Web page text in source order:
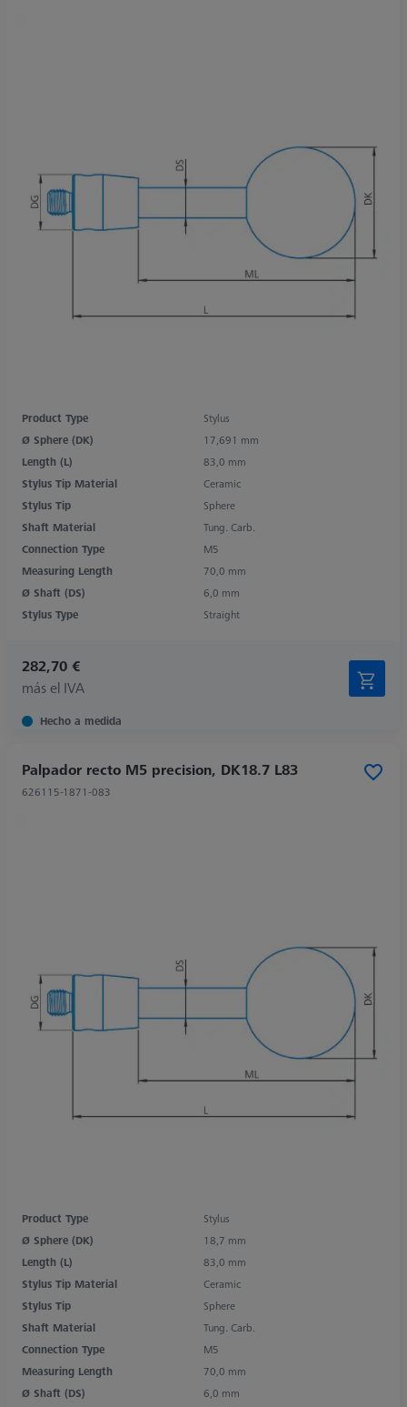
Product Type
Stylus
Ø Sphere (DK)
17,691 mm
Length (L)
83,0 mm
Stylus Tip Material
Ceramic
Stylus Tip
Sphere
Shaft Material
Tung. Carb.
Connection Type
M5
Measuring Length
70,0 mm
Ø Shaft (DS)
6,0 mm
Stylus Type
Straight
282,70 €
más el IVA
Hecho a medida
Palpador recto M5 precision, DK18.7 L83
626115-1871-083
Product Type
Stylus
Ø Sphere (DK)
18,7 mm
Length (L)
83,0 mm
Stylus Tip Material
Ceramic
Stylus Tip
Sphere
Shaft Material
Tung. Carb.
Connection Type
M5
Measuring Length
70,0 mm
Ø Shaft (DS)
6,0 mm